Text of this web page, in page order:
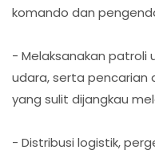
komando dan
- Melaksanakan patroli
udara, serta pencarian
yang sulit dijangkau
- Distribusi logistik,